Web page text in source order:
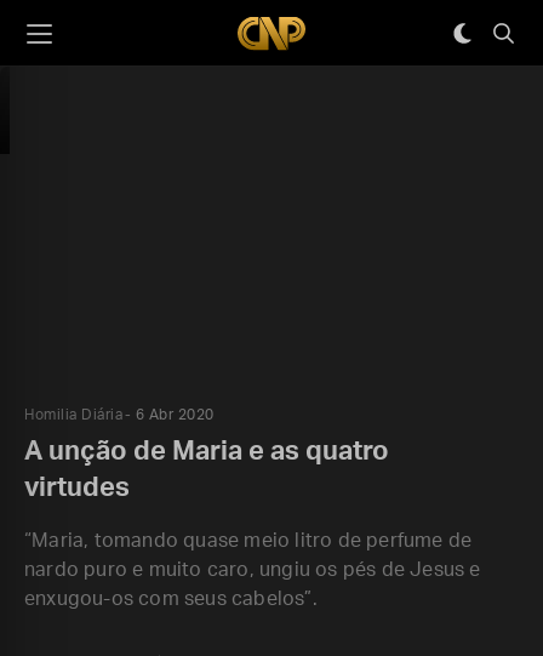
Homilia Diária 6 Abr 2020
A unção de Maria e as quatro
virtudes
“Maria, tomando quase meio litro de perfume de
nardo puro e muito caro, ungiu os pés de Jesus e
enxugou-os com seus cabelos”.